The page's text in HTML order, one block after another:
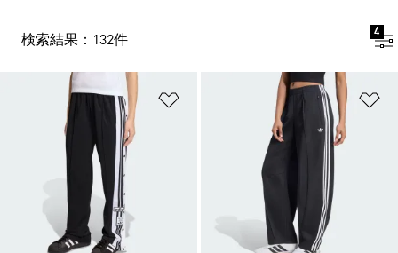
検索結果：132件
4
ほしいものリストに追加